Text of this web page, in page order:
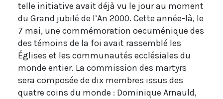
telle initiative avait déjà vu le jour au moment
du Grand jubilé de l’An 2000. Cette année-là, le
7 mai, une commémoration oecuménique des
des témoins de la foi avait rassemblé les
Églises et les communautés ecclésiales du
monde entier. La commission des martyrs
sera composée de dix membres issus des
quatre coins du monde : Dominique Arnauld,